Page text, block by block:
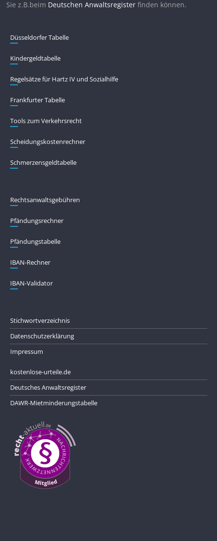
Sie z.B.beim Deutschen Anwaltsregister finden können.
Düsseldorfer Tabelle
Kindergeldtabelle
Regelsätze für Hartz IV und Sozialhilfe
Frankfurter Tabelle
Tools zum Verkehrsrecht
Scheidungskostenrechner
Schmerzensgeldtabelle
Rechtsanwaltsgebühren
Pfändungs­rechner
Pfändungs­tabelle
IBAN-Rechner
IBAN-Validator
Stichwortverzeichnis
Datenschutzerklärung
Impressum
kostenlose-urteile.de
Deutsches Anwaltsregister
DAWR-Mietminderungstabelle